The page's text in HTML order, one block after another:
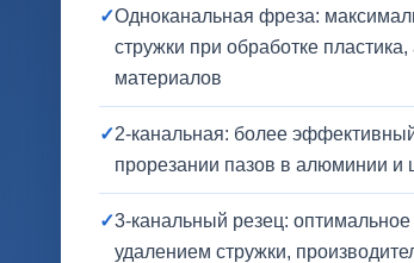
✓Одноканальная фреза:
стружки при обработке
материалов
✓2-канальная: более
прорезании пазов в алюминии и
✓3-канальный резец:
удалением стружки,